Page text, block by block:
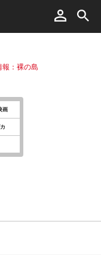
報：裸の島
画